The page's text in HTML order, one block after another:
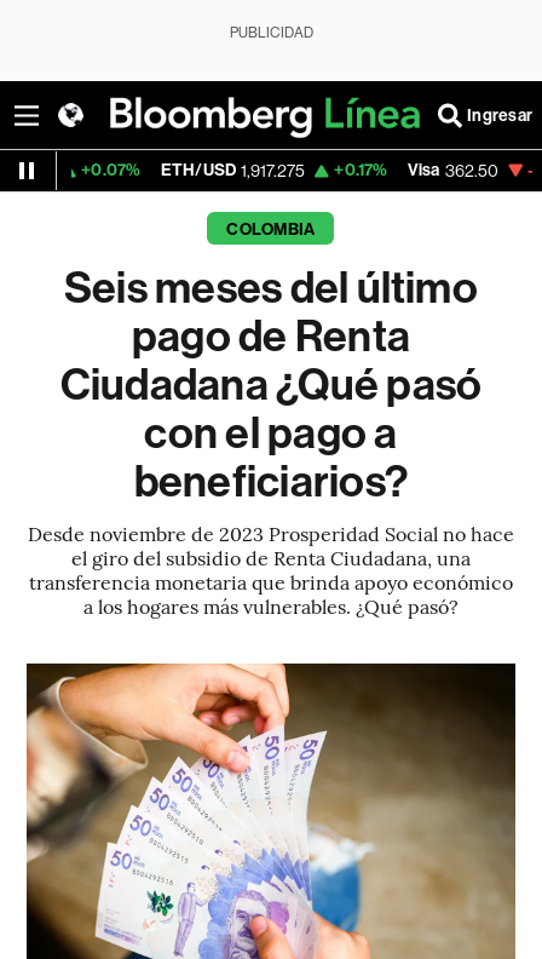
PUBLICIDAD
Ingresar
ETH/USD 1,917.275 +0.17% Visa 362.50 -2.15%
COLOMBIA
Seis meses del último
pago de Renta
Ciudadana ¿Qué pasó
con el pago a
beneficiarios?
Desde noviembre de 2023 Prosperidad Social no hace
el giro del subsidio de Renta Ciudadana, una
transferencia monetaria que brinda apoyo económico
a los hogares más vulnerables. ¿Qué pasó?